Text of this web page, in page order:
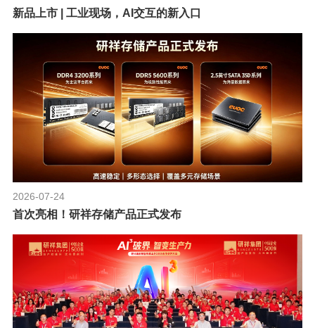
新品上市 | 工业现场，AI交互的新入口
2026-07-24
首次亮相！研祥存储产品正式发布